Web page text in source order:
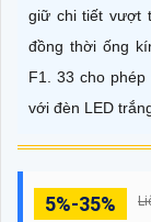
giữ chi tiết vượt
đồng thời ống
F1. 33 cho
với đèn LED
5%-35%